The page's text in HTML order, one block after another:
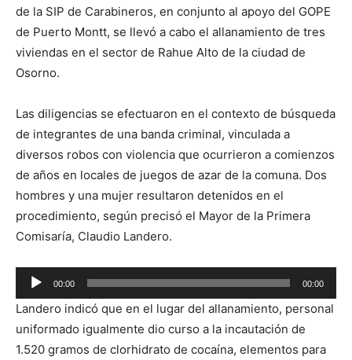
de la SIP de Carabineros, en conjunto al apoyo del GOPE
de Puerto Montt, se llevó a cabo el allanamiento de tres
viviendas en el sector de Rahue Alto de la ciudad de
Osorno.
Las diligencias se efectuaron en el contexto de búsqueda
de integrantes de una banda criminal, vinculada a
diversos robos con violencia que ocurrieron a comienzos
de años en locales de juegos de azar de la comuna. Dos
hombres y una mujer resultaron detenidos en el
procedimiento, según precisó el Mayor de la Primera
Comisaría, Claudio Landero.
Reproductor
de
audio
00:00 00:00
Landero indicó que en el lugar del allanamiento, personal
uniformado igualmente dio curso a la incautación de
1.520 gramos de clorhidrato de cocaína, elementos para